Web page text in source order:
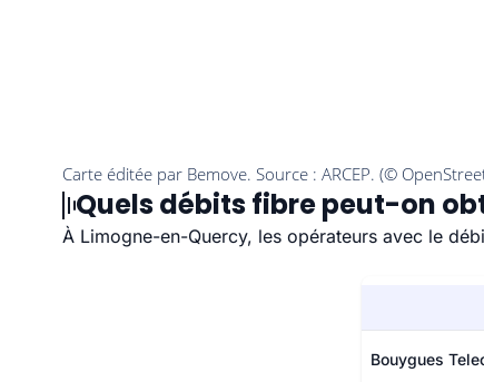
Quels débits fibre peut-on
À Limogne-en-Quercy, les opérateurs avec le
Bouygues